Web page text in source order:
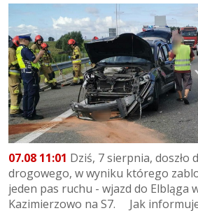
07.08 11:01 Dziś, 7 sierpnia, doszło
drogowego, w wyniku którego
jeden pas ruchu - wjazd do Elbląga
Kazimierzowo na S7. Jak